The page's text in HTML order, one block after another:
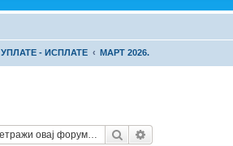
УПЛАТЕ - ИСПЛАТЕ МАРТ 2026.
Претрага